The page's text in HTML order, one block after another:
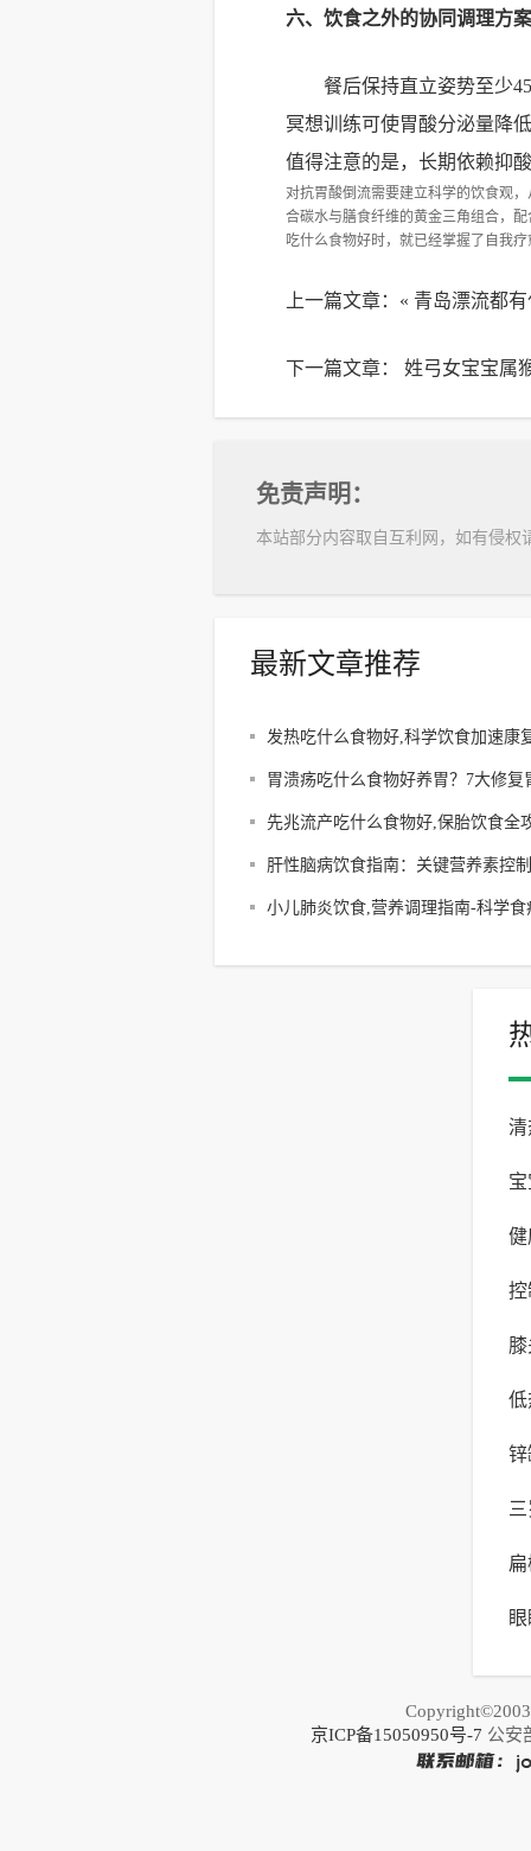
六、饮食之外的协同调理方
餐后保持直立姿势至少
冥想训练可使胃酸分泌量降
值得注意的是，长期依赖抑
对抗胃酸倒流需要建立科学的饮食观
合碳水与膳食纤维的黄金三角组合，
吃什么食物好时，就已经掌握了自我
上一篇文章：« 青岛漂流都
下一篇文章：姓弓女宝宝属
免责声明：
本站部分内容取自互利网，如有侵权
最新文章推荐
发热吃什么食物好,科学饮食加速康
烧食谱全解析
胃溃疡吃什么食物好养胃？7大修复
膜食材推荐
先兆流产吃什么食物好,保胎饮食全
科学调理方案解析
肝性脑病饮食指南：关键营养素控
谱建议
小儿肺炎饮食,营养调理指南-科学食
清
化
健
可
控
您
节
低
锌
于
恢
京ICP备15050950号-7 公安